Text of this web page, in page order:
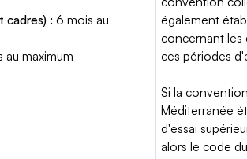
cadres) : 6 mois au
au maximum
également
concernant les
ces périodes
Si la
Méditerranée
d'essai
alors le code